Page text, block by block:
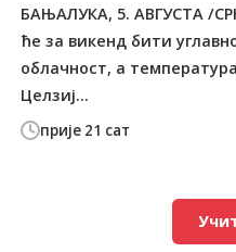
прије 21 сат
БАЊАЛУКА, 5. АВГУСТА /
ће за викенд бити
облачност, а
Целзиј...